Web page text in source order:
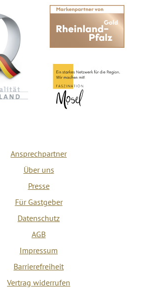
Ansprechpartner
Über uns
Presse
Für Gastgeber
Datenschutz
AGB
Impressum
Barrierefreiheit
Vertrag widerrufen